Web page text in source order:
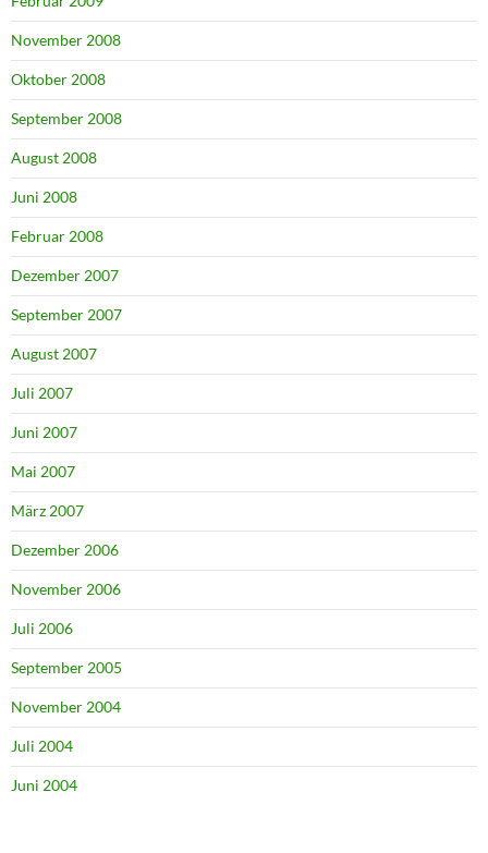
November 2008
Oktober 2008
September 2008
August 2008
Juni 2008
Februar 2008
Dezember 2007
September 2007
August 2007
Juli 2007
Juni 2007
Mai 2007
März 2007
Dezember 2006
November 2006
Juli 2006
September 2005
November 2004
Juli 2004
Juni 2004